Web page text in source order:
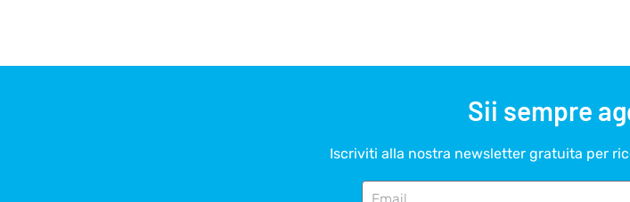
Sii sempre
Iscriviti alla nostra newsletter gratuita per